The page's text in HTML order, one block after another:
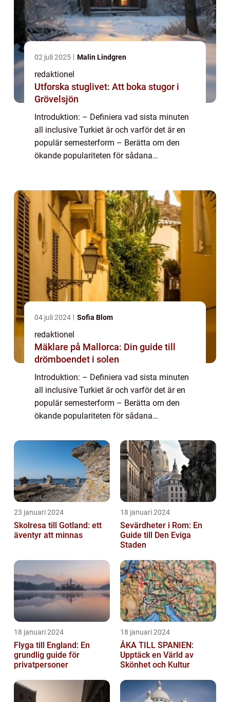
02 juli 2025 Malin Lindgren
redaktionel
Utforska stuglivet: Att boka stugor i
Grövelsjön
Introduktion: – Definiera vad sista minuten
all inclusive Turkiet är och varför det är en
populär semesterform – Berätta om den
ökande populariteten för sådana
04 juli 2024 Sofia Blom
redaktionel
Mäklare på Mallorca: Din guide till
drömboendet i solen
Introduktion: – Definiera vad sista minuten
all inclusive Turkiet är och varför det är en
populär semesterform – Berätta om den
ökande populariteten för sådana
traditionella bokningar En övergripand...
23 januari 2024
Skolresa till Gotland: ett
äventyr att minnas
18 januari 2024
Sevärdheter i Rom: En
Guide till Den Eviga
Staden
18 januari 2024
Flyga till England: En
grundlig guide för
privatpersoner
18 januari 2024
ÅKA TILL SPANIEN:
Upptäck en Värld av
Skönhet och Kultur